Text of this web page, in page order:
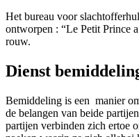
Het bureau voor
ontworpen : “Le Petit Prince
rouw.
Dienst
Bemiddeling is een manier
de belangen van beide
partijen verbinden zich ertoe